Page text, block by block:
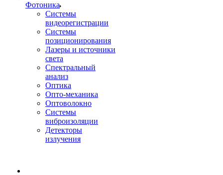
Фотоника
Cистемы
видеорегистрации
Системы
позиционирования
Лазеры и источники
света
Спектральный
анализ
Оптика
Опто-механика
Оптоволокно
Системы
виброизоляции
Детекторы
излучения